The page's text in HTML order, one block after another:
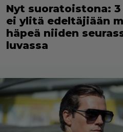
Nyt suoratoistona:
ei ylitä edeltäjiään
häpeä niiden
luvassa